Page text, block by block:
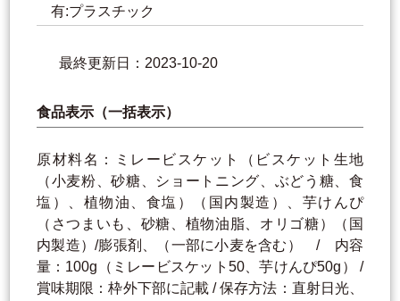
有:プラスチック
最終更新日：2023-10-20
食品表示（一括表示）
原材料名：ミレービスケット（ビスケット生地
（小麦粉、砂糖、ショートニング、ぶどう糖、食
塩）、植物油、食塩）（国内製造）、芋けんぴ
（さつまいも、砂糖、植物油脂、オリゴ糖）（国
内製造）/膨張剤、（一部に小麦を含む） / 内容
量：100g（ミレービスケット50、芋けんぴ50g） /
賞味期限：枠外下部に記載 / 保存方法：直射日光、